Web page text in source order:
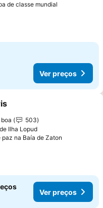
de classe mundial
Ver preços
aos favoritos
503
Ilha Lopud
paz na Baía de Zaton
Ver preços